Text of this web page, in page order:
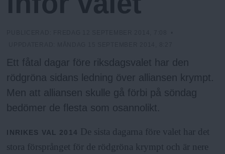
N
u
Ett fåtal dagar före riksdagsvalet har den
rödgröna sidans ledning över alliansen krympt.
Men att alliansen skulle gå förbi på söndag
bedömer de flesta som osannolikt.
INRIKES VAL 2014 De sista dagarna före valet har det
stora försprånget för de rödgröna krympt och är nere